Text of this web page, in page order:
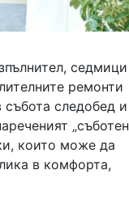
седмици
ремонти
следобед и
„съботен
които може да
в комфорта,